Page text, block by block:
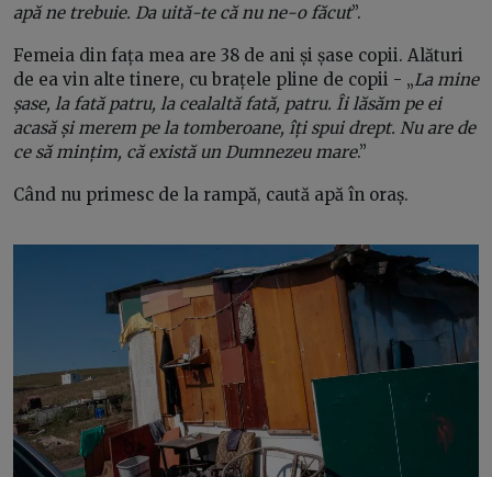
apă ne trebuie. Da uită-te că nu ne-o făcut”.
Femeia din fața mea are 38 de ani și șase copii. Alături
de ea vin alte tinere, cu brațele pline de copii - „La mine
șase, la fată patru, la cealaltă fată, patru. Îi lăsăm pe ei
acasă și merem pe la tomberoane, îți spui drept. Nu are de
ce să mințim, că există un Dumnezeu mare.”
Când nu primesc de la rampă, caută apă în oraș.